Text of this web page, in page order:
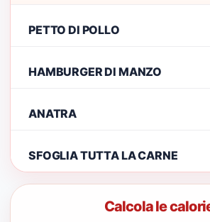
PETTO DI POLLO
HAMBURGER DI MANZO
ANATRA
SFOGLIA TUTTA LA CARNE
Calcola le